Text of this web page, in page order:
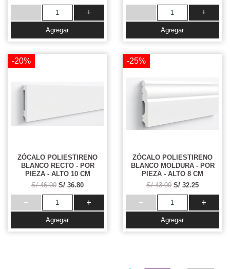
Agregar Agregar
-20%
ZÓCALO POLIESTIRENO
BLANCO RECTO - POR
PIEZA - ALTO 10 CM
S/ 46.00 S/ 36.80
Agregar
-25%
ZÓCALO POLIESTIRENO
BLANCO MOLDURA - POR
PIEZA - ALTO 8 CM
S/ 43.00 S/ 32.25
Agregar